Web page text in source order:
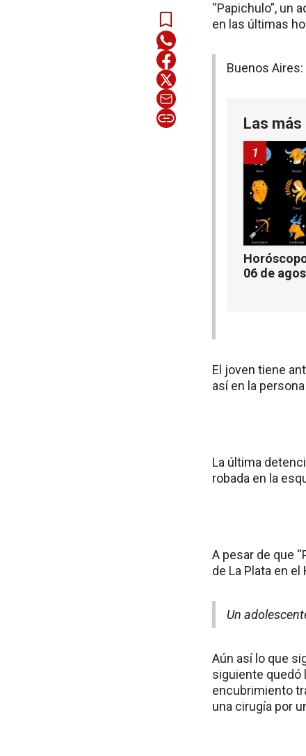
“Papichulo”, un
en las últimas
Buenos
Las más
06 de
1
El joven tiene
así en la
La última
robada en la
A pesar de que
de La Plata en
Un
Aún así lo que
siguiente quedó
encubrimiento
una cirugía por